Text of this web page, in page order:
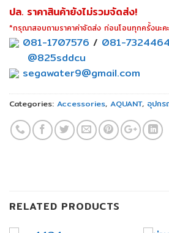
ปล. ราคาสินค้ายังไม่รวมจัดส่ง!
*กรุณาสอบถามราคาค่าจัดส่ง ก่อนโอนทุกครั้งนะคะ
081-1707576 / 081-7324464
@825sddcu
segawater9@gmail.com
Categories: Accessories, AQUANT, อุปกร
RELATED PRODUCTS